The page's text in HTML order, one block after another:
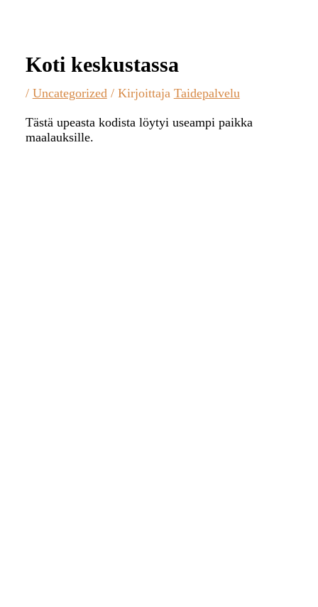
Koti keskustassa
/ Uncategorized/ Kirjoittaja Taidepalvelu
Tästä upeasta kodista löytyi useampi paikka
maalauksille.